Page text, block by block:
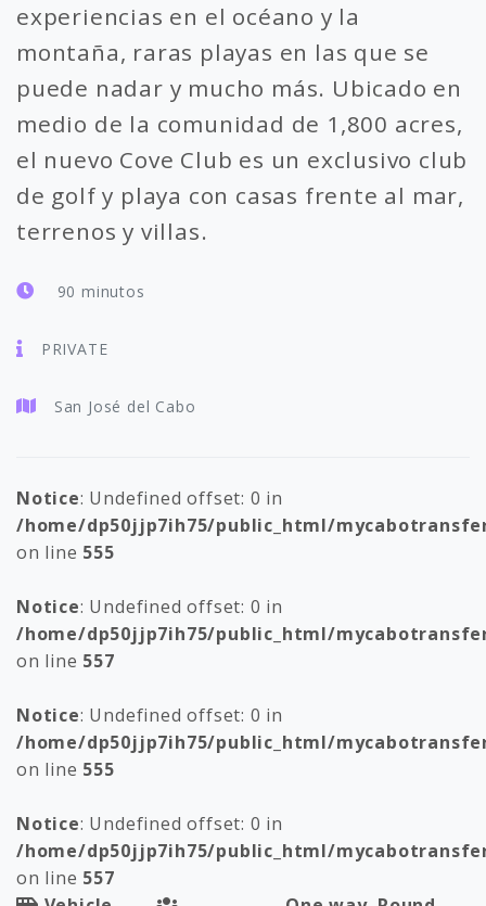
experiencias en el océano y la
montaña, raras playas en las que se
puede nadar y mucho más. Ubicado en
medio de la comunidad de 1,800 acres,
el nuevo Cove Club es un exclusivo club
de golf y playa con casas frente al mar,
terrenos y villas.
90 minutos
PRIVATE
San José del Cabo
Notice: Undefined offset: 0 in
/home/dp50jjp7ih75/public_html/
on line 555
Notice: Undefined offset: 0 in
/home/dp50jjp7ih75/public_html/
on line 557
Notice: Undefined offset: 0 in
/home/dp50jjp7ih75/public_html/
on line 555
Notice: Undefined offset: 0 in
/home/dp50jjp7ih75/public_html/
on line 557